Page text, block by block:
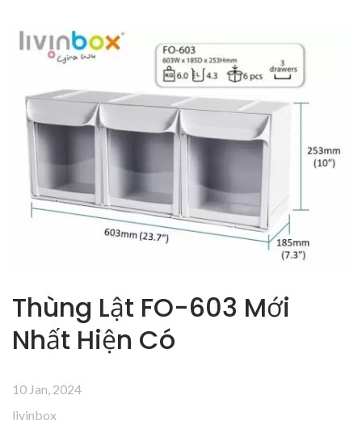
Thùng Lật FO-603 Mới
Nhất Hiện Có
10 Jan, 2024
livinbox